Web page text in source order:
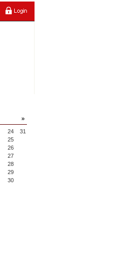
»
24
31
25
26
27
28
29
30